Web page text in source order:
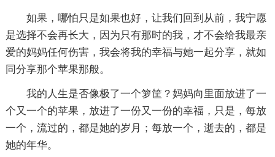
如果，哪怕只是如果也好，让我们回到从前，我宁愿
是选择不会再长大，因为只有那时的我，才不会给我最亲
爱的妈妈任何伤害，我会将我的幸福与她一起分享，就如
同分享那个苹果那般。
我的人生是否像极了一个箩筐？妈妈向里面放进了一
个又一个的苹果，放进了一份又一份的幸福，只是，每放
一个，流过的，都是她的岁月；每放一个，逝去的，都是
她的年华。